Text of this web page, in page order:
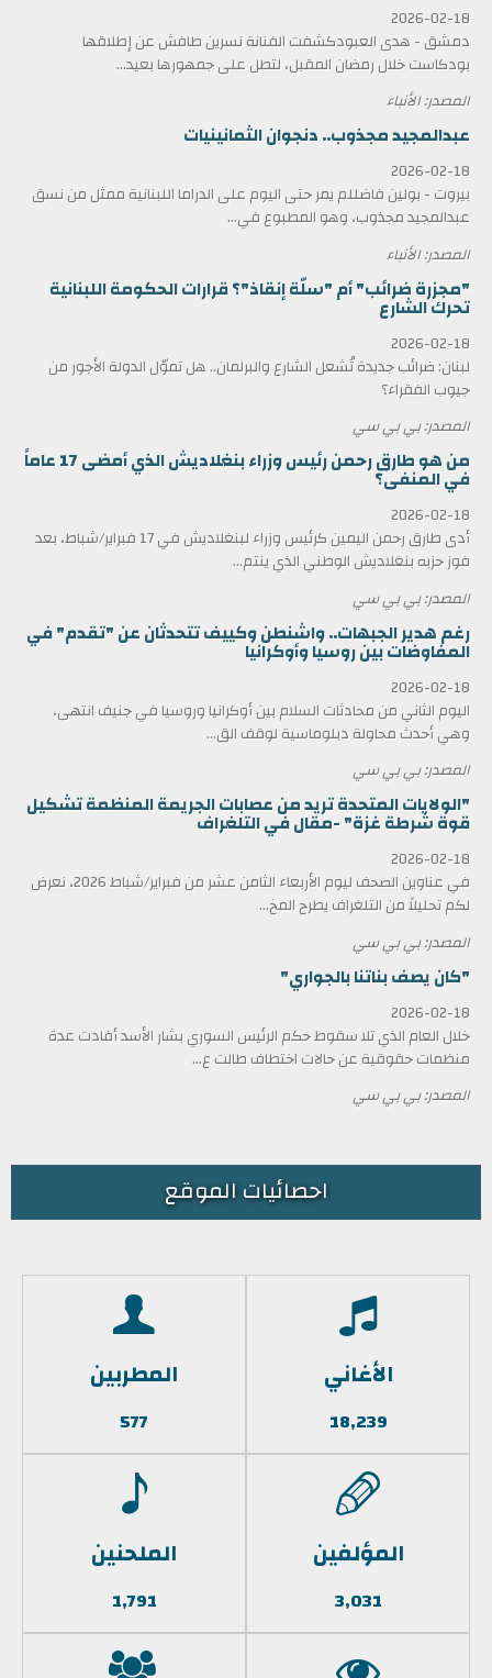
2026-02-18
دمشق - هدى العبودكشفت الفنانة نسرين طافش عن إطلاقها
بودكاست خلال رمضان المقبل، لتطل على جمهورها بعيد...
المصدر: الأنباء
عبدالمجيد مجذوب.. دنجوان الثمانينيات
2026-02-18
بيروت - بولين فاضللم يمر حتى اليوم على الدراما اللبنانية ممثل من نسق
عبدالمجيد مجذوب، وهو المطبوع في...
المصدر: الأنباء
"مجزرة ضرائب" أم "سلّة إنقاذ"؟ قرارات الحكومة اللبنانية
تحرك الشارع
2026-02-18
لبنان: ضرائب جديدة تُشعل الشارع والبرلمان.. هل تموّل الدولة الأجور من
جيوب الفقراء؟
المصدر: بي بي سي
من هو طارق رحمن رئيس وزراء بنغلاديش الذي أمضى 17 عاماً
في المنفى؟
2026-02-18
أدى طارق رحمن اليمين كرئيس وزراء لبنغلاديش في 17 فبراير/شباط، بعد
فوز حزبه بنغلاديش الوطني الذي ينتم...
المصدر: بي بي سي
رغم هدير الجبهات.. واشنطن وكييف تتحدثان عن "تقدم" في
المفاوضات بين روسيا وأوكرانيا
2026-02-18
اليوم الثاني من محادثات السلام بين أوكرانيا وروسيا في جنيف انتهى،
وهي أحدث محاولة دبلوماسية لوقف الق...
المصدر: بي بي سي
"الولايات المتحدة تريد من عصابات الجريمة المنظمة تشكيل
قوة شرطة غزة" -مقال في التلغراف
2026-02-18
في عناوين الصحف ليوم الأربعاء الثامن عشر من فبراير/شباط 2026، نعرض
لكم تحليلاً من التلغراف يطرح المخ...
المصدر: بي بي سي
"كان يصف بناتنا بالجواري"
2026-02-18
خلال العام الذي تلا سقوط حكم الرئيس السوري بشار الأسد أفادت عدة
منظمات حقوقية عن حالات اختطاف طالت ع...
المصدر: بي بي سي
احصائيات الموقع
الأغاني
18,239
المطربين
577
المؤلفين
3,031
الملحنين
1,791